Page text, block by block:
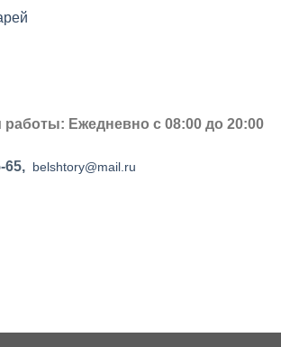
Ежедневно с 08:00 до 20:00
65, belshtory@mail.ru